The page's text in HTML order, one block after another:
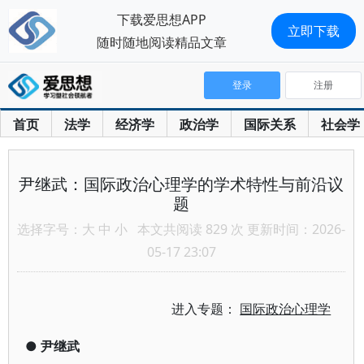
首页 法学 经济学 政治学 国际关系 社会学
登录 注册
尹继武：国际政治心理学的学术特性与前沿议
题
选择字号： 大 中 小 本文共阅读 829 次 更新时间：2026-
05-17 23:07
进入专题： 国际政治心理学
● 尹继武
下载爱思想APP
随时随地阅读精品文章
立即下载